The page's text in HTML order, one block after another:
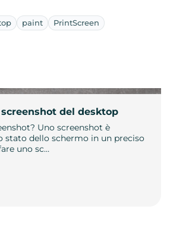
paint PrintScreen
del desktop
Uno screenshot è
stato dello schermo in un preciso
uno sc…